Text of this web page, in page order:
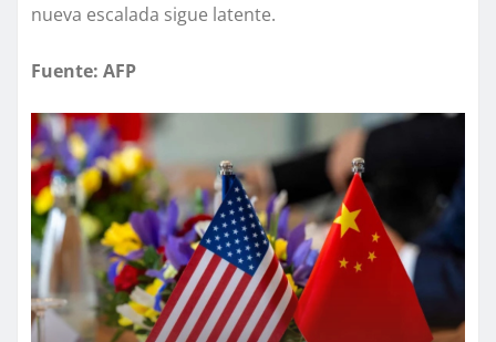
nueva escalada sigue latente.
Fuente: AFP